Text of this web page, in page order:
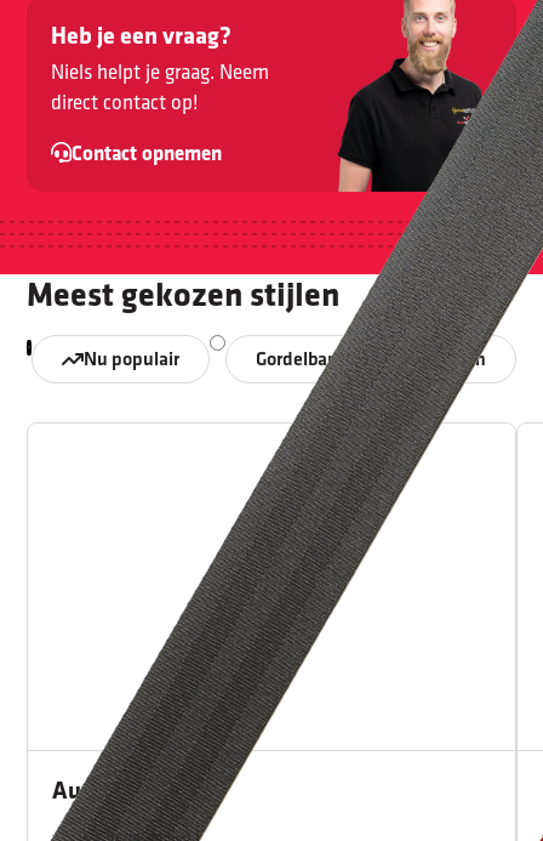
Heb je een vraag?
Niels helpt je graag. Neem
direct contact op!
Contact opnemen
Meest gekozen stijlen
Nu populair Gordelband Hoezen
Autogordel